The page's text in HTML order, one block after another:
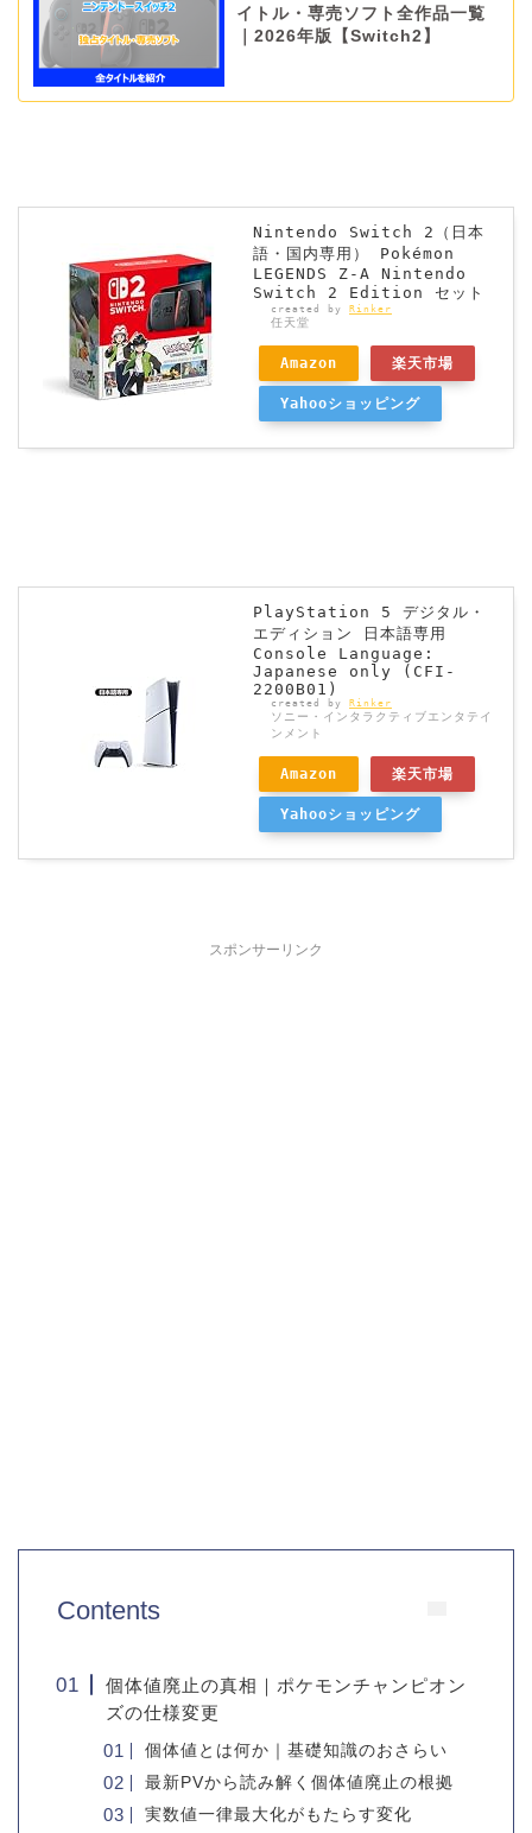
イトル・専売ソフト全作品一覧
｜2026年版【Switch2】
Nintendo Switch 2（日本
語・国内専用） Pokémon
LEGENDS Z-A Nintendo
Switch 2 Edition セット
created by Rinker
任天堂
Amazon 楽天市場
Yahooショッピング
PlayStation 5 デジタル・
エディション 日本語専用
Console Language:
Japanese only (CFI-
2200B01)
created by Rinker
ソニー・インタラクティブエンタテイ
ンメント
Amazon 楽天市場
Yahooショッピング
スポンサーリンク
Contents
個体値廃止の真相｜ポケモンチャンピオン
ズの仕様変更
個体値とは何か｜基礎知識のおさらい
最新PVから読み解く個体値廃止の根拠
実数値一律最大化がもたらす変化